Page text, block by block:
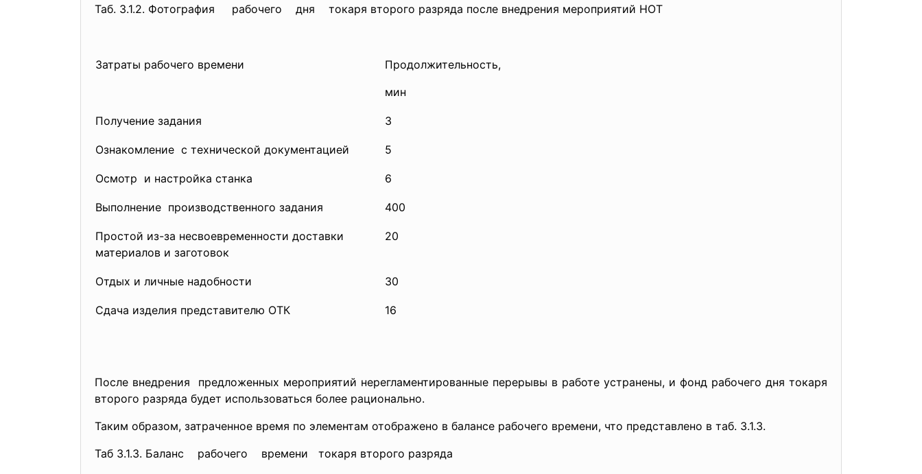
Таб. 3.1.2. Фотография рабочего дня токаря второго разряда после внедрения мероприятий НОТ
Затраты рабочего времени
Продолжительность,
мин
Получение задания 3
Ознакомление с технической документацией 5
Осмотр и настройка станка 6
Выполнение производственного задания 400
Простой из-за несвоевременности доставки
материалов и заготовок
20
Отдых и личные надобности 30
Сдача изделия представителю ОТК 16
После внедрения предложенных мероприятий нерегламентированные перерывы в работе устранены, и фонд рабочего дня токаря
второго разряда будет использоваться более рационально.
Таким образом, затраченное время по элементам отображено в балансе рабочего времени, что представлено в таб. 3.1.3.
Таб 3.1.3. Баланс рабочего времени токаря второго разряда